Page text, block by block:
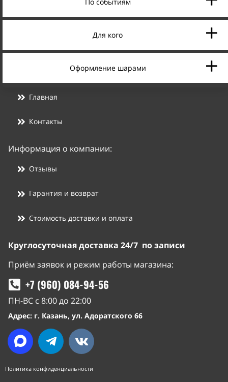
Для кого
Оформление шарами
Главная
Контакты
Информация о компании:
Отзывы
Гарантия и возврат
Стоимость доставки и оплата
Круглосуточная доставка 24/7 по записи
Приём заявок и режим работы магазина:
+7 (960) 084-94-56
ПН-ВС с 8:00 до 22:00
Адрес: г. Казань, ул. Адоратского 66
Политика конфиденциальности